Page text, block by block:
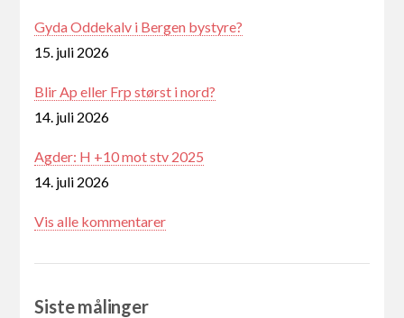
Gyda Oddekalv i Bergen bystyre?
15. juli 2026
Blir Ap eller Frp størst i nord?
14. juli 2026
Agder: H +10 mot stv 2025
14. juli 2026
Vis alle kommentarer
Siste målinger